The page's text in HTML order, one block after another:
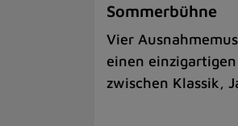
Sommerbühne
Vier
einen
zwischen Klassik,